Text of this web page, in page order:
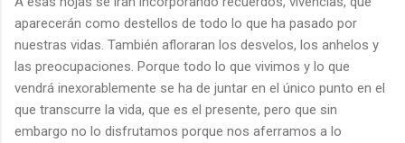
aparecerán como destellos de todo lo que ha pasado por
nuestras vidas. También afloraran los desvelos, los anhelos y
las preocupaciones. Porque todo lo que vivimos y lo que
vendrá inexorablemente se ha de juntar en el único punto en el
que transcurre la vida, que es el presente, pero que sin
embargo no lo disfrutamos porque nos aferramos a lo